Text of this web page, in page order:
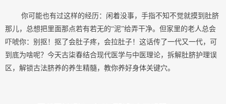
你可能也有过这样的经历：闲着没事，手指不知不觉就摸到肚脐
那儿，总想把里面那点若有若无的“泥”给弄干净。但家里的老人总会
吓唬你：别抠！抠了会肚子疼，会拉肚子！这话传了一代又一代，可
到底为啥呢？今天古柒春结合现代医学与中医理论，拆解肚脐护理误
区，解锁古法脐养的养生精髓，教你养好身体关键穴。